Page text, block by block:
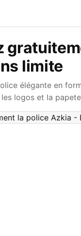
limite
élégante en
logos et la